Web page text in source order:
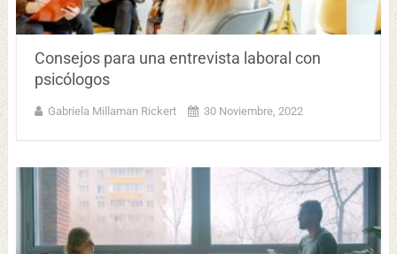
Consejos para una entrevista laboral con
psicólogos
Gabriela Millaman Rickert 30 Noviembre, 2022